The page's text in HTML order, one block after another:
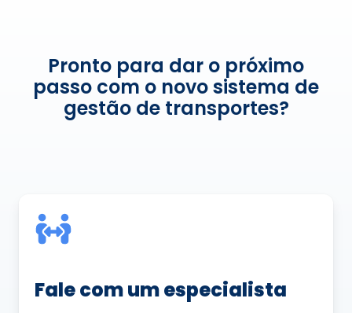
Pronto para dar o próximo
passo com o novo sistema de
gestão de transportes?
Fale com um especialista